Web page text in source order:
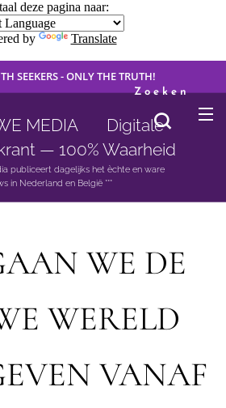
deze pagina naar:
by Translate
SEEKERS - ONLY THE TRUTH!
MEDIA 🟣 Digitale
— 100% Waarheid
publiceert dagelijks het èchte en ware
in Nederland en België ***
Zoeken
WE DE
WERELD
VANAF